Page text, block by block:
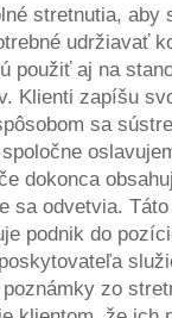
stretnutia, aby
udržiavať
použiť aj na
Klienti zapíšu
sa
dokonca
sa odvetvia.
podnik do
zo